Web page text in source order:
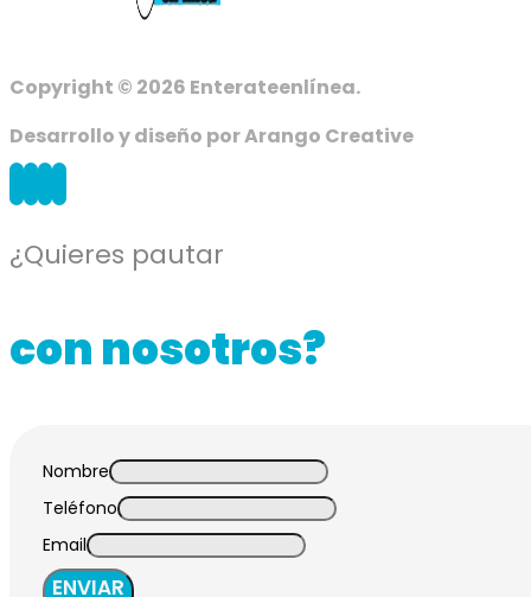
Copyright © 2026 Enterateenlínea.
Desarrollo y diseño por Arango Creative
¿Quieres pautar
con nosotros?
Nombre
Teléfono
Email
ENVIAR